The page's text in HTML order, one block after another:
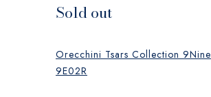
Sold out
Orecchini Tsars Collection 9Nine
9E02R